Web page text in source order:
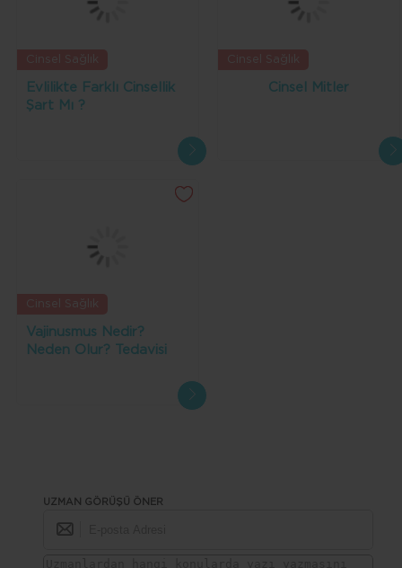
Evlilikte Farklı Cinsellik
Şart Mı ?
Cinsel Mitler
Vajinusmus Nedir?
Neden Olur? Tedavisi
UZMAN GÖRÜŞÜ ÖNER